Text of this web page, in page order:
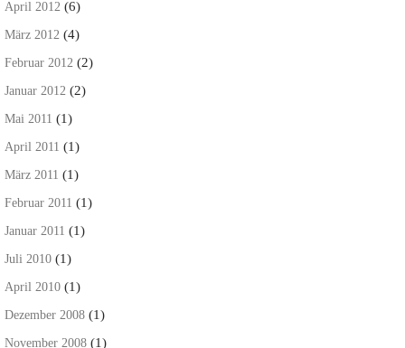
April 2012 (6)
März 2012 (4)
Februar 2012 (2)
Januar 2012 (2)
Mai 2011 (1)
April 2011 (1)
März 2011 (1)
Februar 2011 (1)
Januar 2011 (1)
Juli 2010 (1)
April 2010 (1)
Dezember 2008 (1)
November 2008 (1)